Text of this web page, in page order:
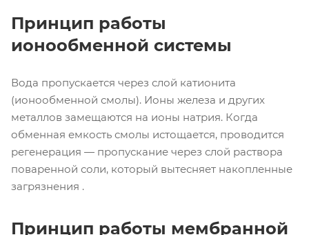
Принцип работы
ионообменной системы
Вода пропускается через слой катионита
(ионообменной смолы). Ионы железа и других
металлов замещаются на ионы натрия. Когда
обменная емкость смолы истощается, проводится
регенерация — пропускание через слой раствора
поваренной соли, который вытесняет накопленные
загрязнения .
Принцип работы мембранной